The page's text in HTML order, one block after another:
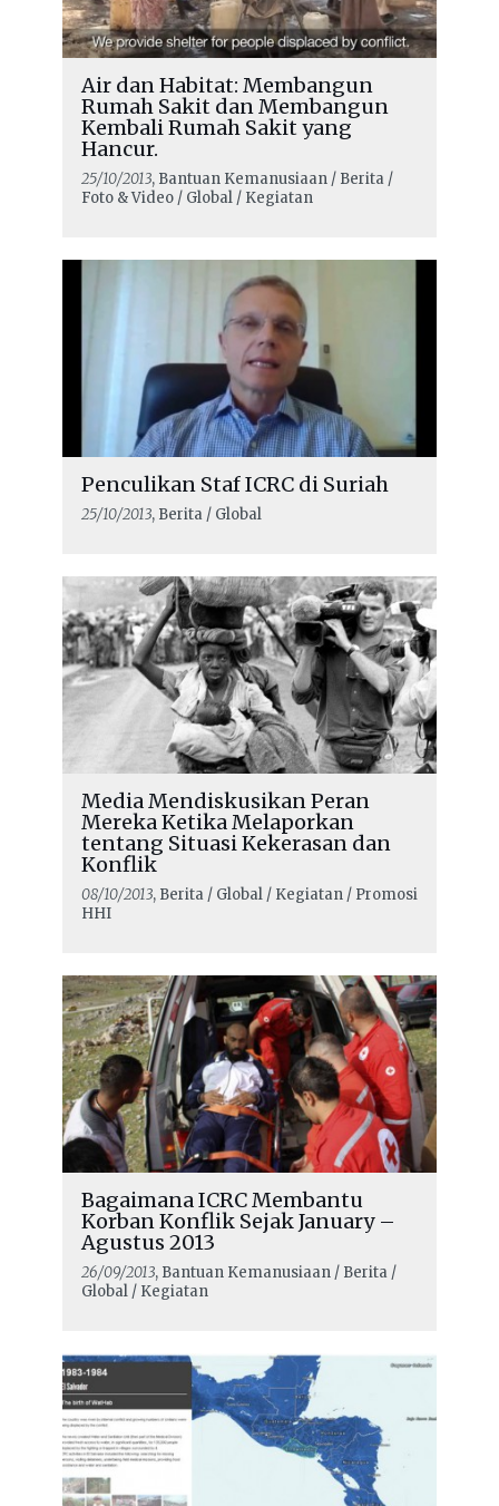
Air dan Habitat: Membangun
Rumah Sakit dan Membangun
Kembali Rumah Sakit yang
Hancur.
25/10/2013, Bantuan Kemanusiaan / Berita /
Foto & Video / Global / Kegiatan
Penculikan Staf ICRC di Suriah
25/10/2013, Berita / Global
Media Mendiskusikan Peran
Mereka Ketika Melaporkan
tentang Situasi Kekerasan dan
Konflik
08/10/2013, Berita / Global / Kegiatan / Promosi
HHI
Bagaimana ICRC Membantu
Korban Konflik Sejak January –
Agustus 2013
26/09/2013, Bantuan Kemanusiaan / Berita /
Global / Kegiatan